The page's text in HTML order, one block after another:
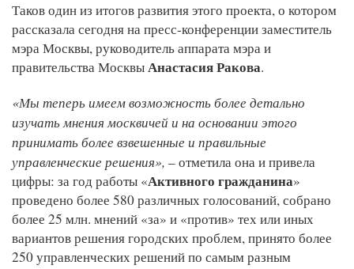
Таков один из итогов развития этого проекта, о котором
рассказала сегодня на пресс-конференции заместитель
мэра Москвы, руководитель аппарата мэра и
правительства МосквыАнастасия Ракова.
«Мы теперь имеем возможность более детально
изучать мнения москвичей и на основании этого
принимать более взвешенные и правильные
управленческие решения», – отметила она и привела
цифры: за год работы «Активного гражданина»
проведено более 580 различных голосований, собрано
более 25 млн. мнений «за» и «против» тех или иных
вариантов решения городских проблем, принято более
250 управленческих решений по самым разным